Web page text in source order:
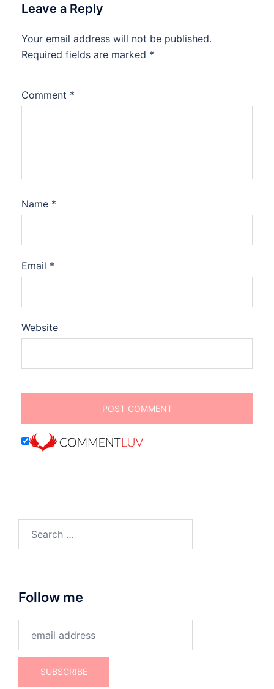
Leave a Reply
Your email address will not be published.
Required fields are marked *
Comment *
Name *
Email *
Website
for:
Follow me